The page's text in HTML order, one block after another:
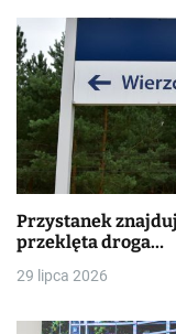
Przystanek
przeklęta droga…
29 lipca 2026